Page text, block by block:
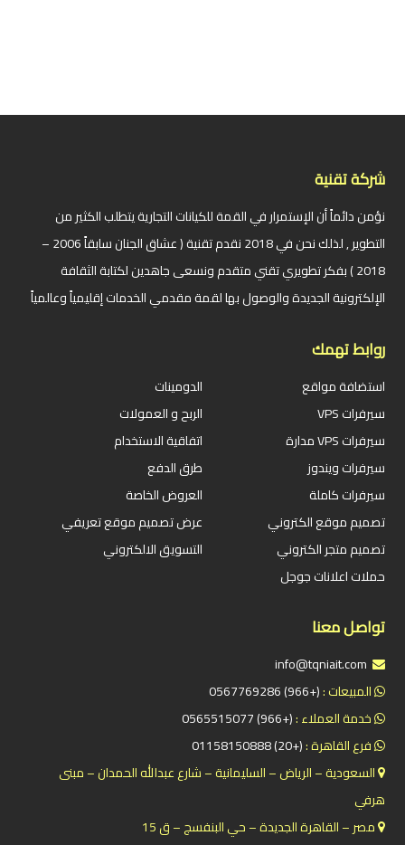
شركة تقنية
نؤمن دائماً أن الإستمرار في القمة للكيانات التجارية يتطلب الكثير من
التطوير , لذلك نحن في 2018 نقدم تقنية ( عشاق الجنان سابقاً 2006 –
2018 ) بفكر تطويري تقني متقدم ونسعى جاهدين لكتابة الثقافة
الإلكترونية الجديدة والوصول بها لقمة مقدمي الخدمات إقليمياً وعالمياً
روابط تهمك
استضافة مواقع
سيرفرات VPS
سيرفرات VPS مدارة
سيرفرات ويندوز
سيرفرات كاملة
تصميم موقع الكتروني
تصميم متجر الكتروني
حملات اعلانات جوجل
الدومينات
الربح و العمولات
اتفاقية الاستخدام
طرق الدفع
العروض الخاصة
عرض تصميم موقع تعريفي
التسويق الالكتروني
تواصل معنا
المبيعات :(+966) 0567769286
خدمة العملاء :(+966) 0565515077
فرع القاهرة :(+20) 01158150888
السعودية – الرياض – السليمانية – شارع عبدالله الحمدان – مبنى
هرفي
مصر – القاهرة الجديدة – حي البنفسج – ق 15